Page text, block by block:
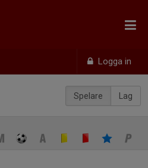
Logga in
Spelare Lag